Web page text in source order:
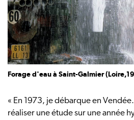
Forage d'eau à Saint-Galmier
« En 1973, je débarque en
réaliser une étude sur une année